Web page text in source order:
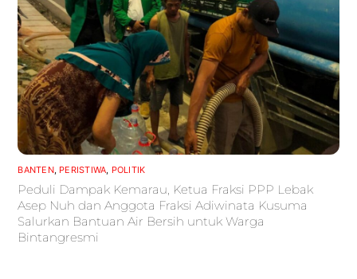
BANTEN, PERISTIWA, POLITIK
Peduli Dampak Kemarau, Ketua Fraksi PPP Lebak
Asep Nuh dan Anggota Fraksi Adiwinata Kusuma
Salurkan Bantuan Air Bersih untuk Warga
Bintangresmi